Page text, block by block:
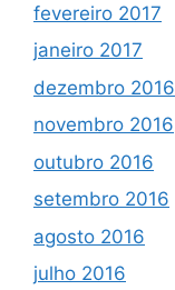
fevereiro 2017
janeiro 2017
dezembro 2016
novembro 2016
outubro 2016
setembro 2016
agosto 2016
julho 2016